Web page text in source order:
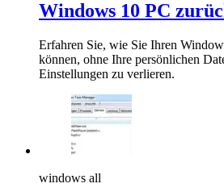
Windows 10 PC
Erfahren Sie, wie Sie Ihren
können, ohne Ihre persönlichen
Einstellungen zu verlieren.
windows all